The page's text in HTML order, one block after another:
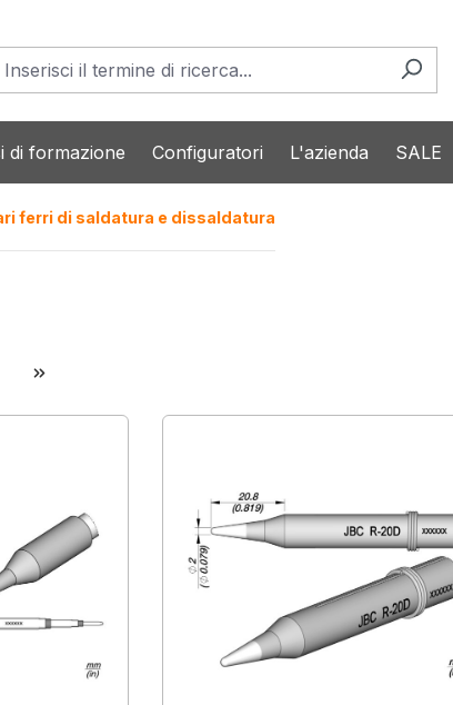
di formazione Configuratori L'azienda SALE
ferri di saldatura e dissaldatura